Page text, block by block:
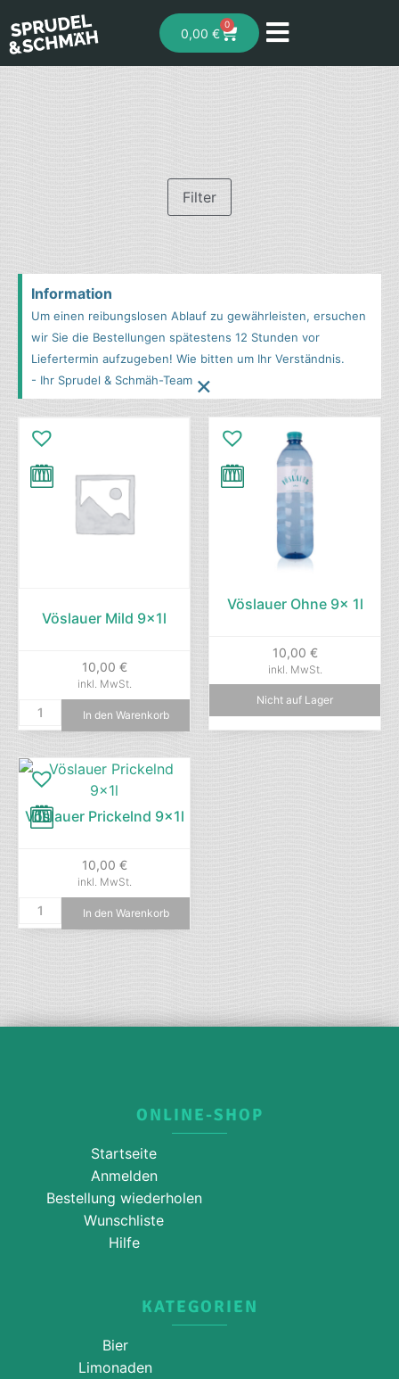
0,00€
0
Filter
Information
Um einen reibungslosen Ablauf zu gewährleisten, ersuchen
wir Sie die Bestellungen spätestens 12 Stunden vor
Liefertermin aufzugeben! Wie bitten um Ihr Verständnis.
- Ihr Sprudel & Schmäh-Team ×
Vöslauer Mild 9x1l
10,00 €
inkl. MwSt.
In den Warenkorb
Vöslauer Ohne 9x 1l
10,00 €
inkl. MwSt.
Nicht auf Lager
Vöslauer Prickelnd 9x1l
10,00 €
inkl. MwSt.
In den Warenkorb
ONLINE-SHOP
Startseite
Anmelden
Bestellung wiederholen
Wunschliste
Hilfe
KATEGORIEN
Bier
Limonaden